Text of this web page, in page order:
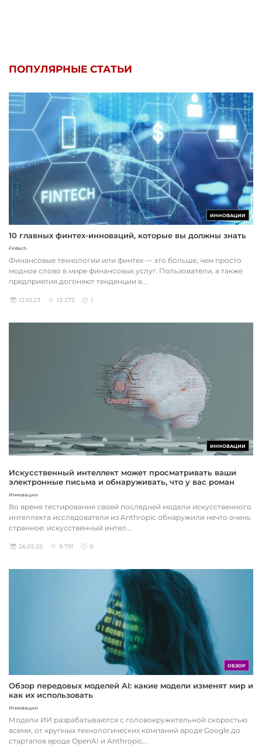
ПОПУЛЯРНЫЕ СТАТЬИ
ИННОВАЦИИ
10 главных финтех-инноваций, которые вы должны знать
Fintech
Финансовые технологии или финтех — это больше, чем просто
модное слово в мире финансовых услуг. Пользователи, а также
предприятия догоняют тенденции в...
12.10.23 13 272 1
ИННОВАЦИИ
Искусственный интеллект может просматривать ваши
электронные письма и обнаруживать, что у вас роман
Инновации
Во время тестирования своей последней модели искусственного
интеллекта исследователи из Anthropic обнаружили нечто очень
странное: искусственный интел...
26.05.25 9 791 0
ОБЗОР
Обзор передовых моделей AI: какие модели изменят мир и
как их использовать
Инновации
Модели ИИ разрабатываются с головокружительной скоростью
всеми, от крупных технологических компаний вроде Google до
стартапов вроде OpenAI и Anthropic...